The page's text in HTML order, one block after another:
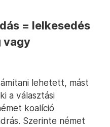
= lelkesedés
vagy
lehetett, mást
a választási
koalíció
Szerinte német